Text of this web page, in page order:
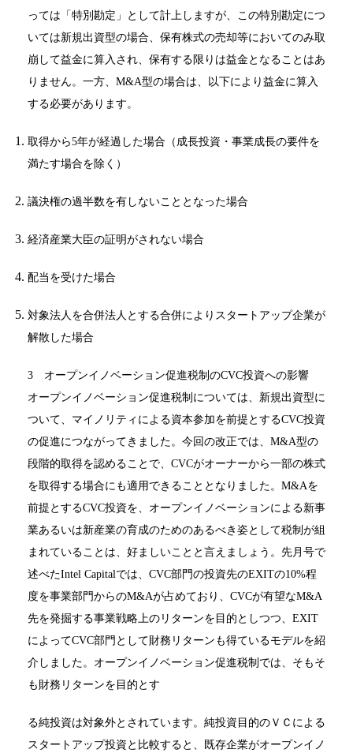
っては「特別勘定」として計上しますが、この特別勘定につ
いては新規出資型の場合、保有株式の売却等においてのみ取
崩して益金に算入され、保有する限りは益金となることはあ
りません。一方、M&A型の場合は、以下により益金に算入
する必要があります。
取得から5年が経過した場合（成長投資・事業成長の要件を
満たす場合を除く）
議決権の過半数を有しないこととなった場合
経済産業大臣の証明がされない場合
配当を受けた場合
対象法人を合併法人とする合併によりスタートアップ企業が
解散した場合
3 オープンイノベーション促進税制のCVC投資への影響
オープンイノベーション促進税制については、新規出資型に
ついて、マイノリティによる資本参加を前提とするCVC投資
の促進につながってきました。今回の改正では、M&A型の
段階的取得を認めることで、CVCがオーナーから一部の株式
を取得する場合にも適用できることとなりました。M&Aを
前提とするCVC投資を、オープンイノベーションによる新事
業あるいは新産業の育成のためのあるべき姿として税制が組
まれていることは、好ましいことと言えましょう。先月号で
述べたIntel Capitalでは、CVC部門の投資先のEXITの10%程
度を事業部門からのM&Aが占めており、CVCが有望なM&A
先を発掘する事業戦略上のリターンを目的としつつ、EXIT
によってCVC部門として財務リターンも得ているモデルを紹
介しました。オープンイノベーション促進税制では、そもそ
も財務リターンを目的とす
る純投資は対象外とされています。純投資目的のＶＣによる
スタートアップ投資と比較すると、既存企業がオープンイノ